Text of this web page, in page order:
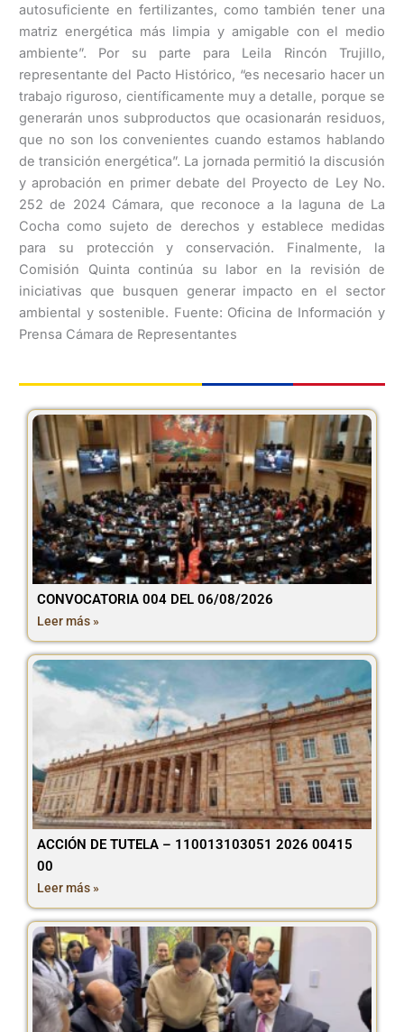
autosuficiente en fertilizantes, como también tener una
matriz energética más limpia y amigable con el medio
ambiente”. Por su parte para Leila Rincón Trujillo,
representante del Pacto Histórico, “es necesario hacer un
trabajo riguroso, científicamente muy a detalle, porque se
generarán unos subproductos que ocasionarán residuos,
que no son los convenientes cuando estamos hablando
de transición energética”. La jornada permitió la discusión
y aprobación en primer debate del Proyecto de Ley No.
252 de 2024 Cámara, que reconoce a la laguna de La
Cocha como sujeto de derechos y establece medidas
para su protección y conservación. Finalmente, la
Comisión Quinta continúa su labor en la revisión de
iniciativas que busquen generar impacto en el sector
ambiental y sostenible. Fuente: Oficina de Información y
Prensa Cámara de Representantes
CONVOCATORIA 004 DEL 06/08/2026
Leer más »
ACCIÓN DE TUTELA – 110013103051 2026 00415
00
Leer más »